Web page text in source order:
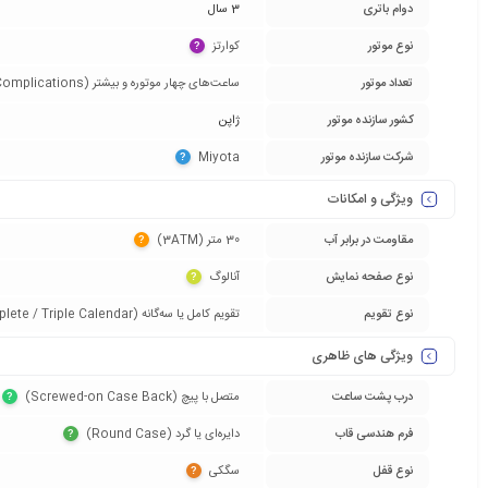
دوام باتری
3 سال
نوع موتور
کوارتز‏ ?
تعداد موتور
ساعت‌های چهار موتوره و بیشتر (Grand Complications)‏
کشور سازنده موتور
ژاپن
شرکت سازنده موتور
Miyota‏
?
ویژگی و امکانات
مقاومت در برابر آب 30 متر (3ATM)‏ ?
نوع صفحه نمایش آنالوگ‏ ?
نوع تقویم تقویم کامل یا سه‌گانه (Complete / Triple Calendar)‏
ویژگی های ظاهری
درب پشت ساعت متصل با پیچ (Screwed-on Case Back)‏ ?
فرم هندسی قاب دایره‌ای یا گرد (Round Case)‏ ?
نوع قفل سگکی‏ ?